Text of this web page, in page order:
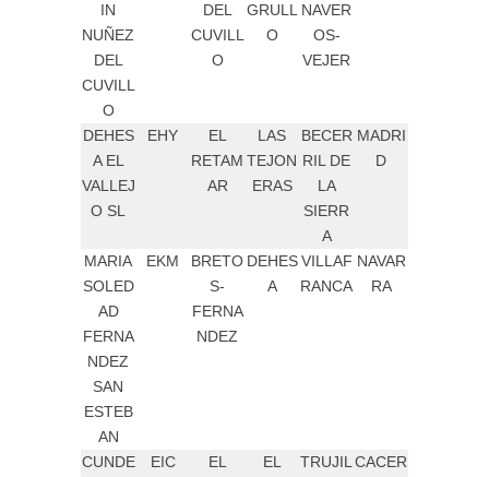
IN
NUÑEZ
DEL
CUVILL
O
DEL
CUVILL
O
GRULL
O
NAVER
OS-
VEJER
DEHES
A EL
VALLEJ
O SL
EHY
EL
RETAM
AR
LAS
TEJON
ERAS
BECER
RIL DE
LA
SIERR
A
MADRI
D
MARIA
SOLED
AD
FERNA
NDEZ
SAN
ESTEB
AN
EKM
BRETO
S-
FERNA
NDEZ
DEHES
A
VILLAF
RANCA
NAVAR
RA
CUNDE
EIC
EL
EL
TRUJIL CACER